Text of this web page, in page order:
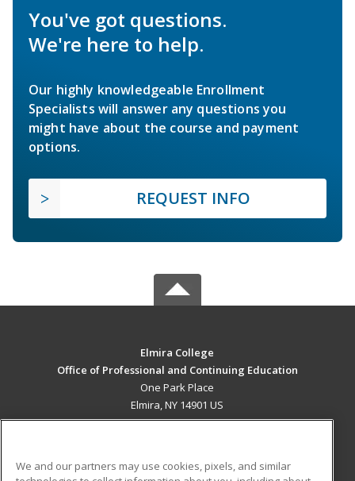
You've got questions.
We're here to help.
Our highly knowledgeable Enrollment
Specialists will answer any questions you
might have about the course and payment
options.
REQUEST INFO
Elmira College
Office of Professional and Continuing Education
One Park Place
Elmira, NY 14901 US
We and our partners may use cookies, pixels, and similar